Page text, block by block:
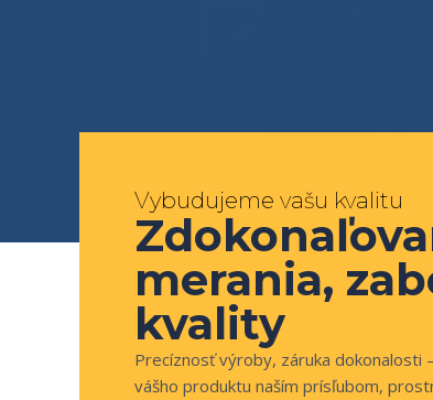
Vybudujeme vašu kvalitu
merania,
kvality
Precíznosť výroby, záruka dokonalosti
vášho produktu naším prísľubom,